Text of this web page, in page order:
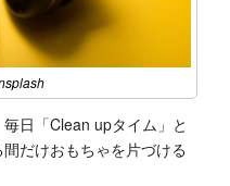
日「Clean upタイム」と
だけおもちゃを片づける